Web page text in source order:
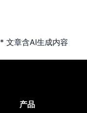
* 文章含AI生成内容
产品